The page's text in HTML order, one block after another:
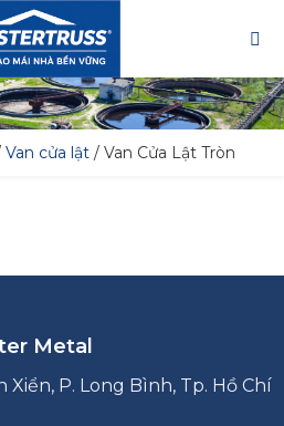
Van cửa lật/ Van Cửa Lật Tròn
Metal
P. Long Bình, Tp. Hồ Chí